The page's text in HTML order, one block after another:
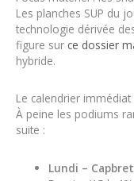
Les planches SUP du
technologie dérivée
figure sur ce dossier
hybride.
Le calendrier
À peine les podiums
suite :
Lundi –